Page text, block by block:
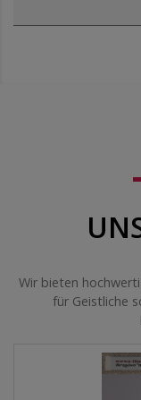
Wir bieten
für Geistliche